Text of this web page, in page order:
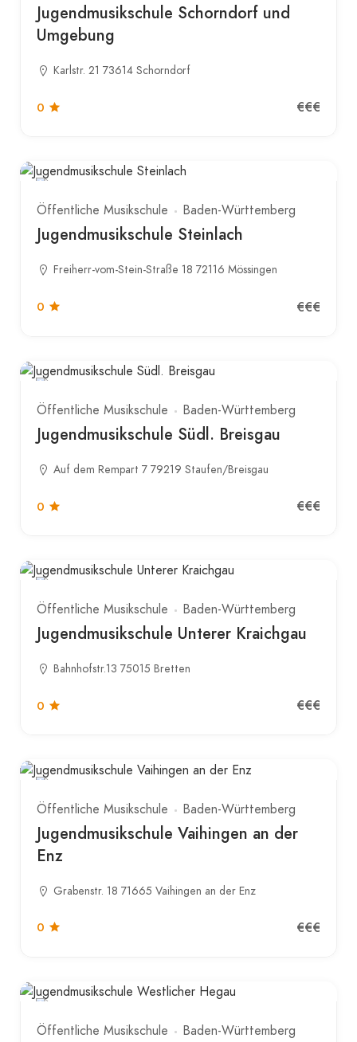
Jugendmusikschule Schorndorf und
Umgebung
Karlstr. 21 73614 Schorndorf
0 €€€
Öffentliche Musikschule Baden-Württemberg
Jugendmusikschule Steinlach
Freiherr-vom-Stein-Straße 18 72116 Mössingen
0 €€€
Öffentliche Musikschule Baden-Württemberg
Jugendmusikschule Südl. Breisgau
Auf dem Rempart 7 79219 Staufen/Breisgau
0 €€€
Öffentliche Musikschule Baden-Württemberg
Jugendmusikschule Unterer Kraichgau
Bahnhofstr.13 75015 Bretten
0 €€€
Öffentliche Musikschule Baden-Württemberg
Jugendmusikschule Vaihingen an der
Enz
Grabenstr. 18 71665 Vaihingen an der Enz
0 €€€
Öffentliche Musikschule Baden-Württemberg